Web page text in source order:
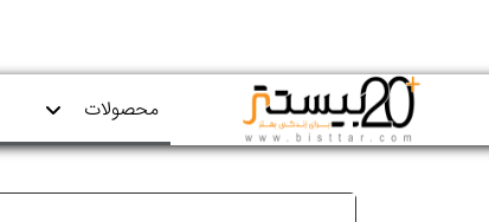
محصولات